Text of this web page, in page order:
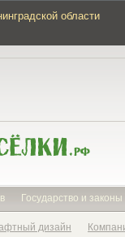
области
Государство и законы
дизайн